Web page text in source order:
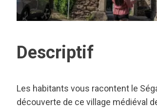
Descriptif
Les habitants vous racontent le
découverte de ce village médiéval